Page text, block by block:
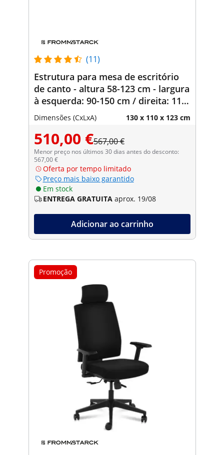
(11)
Estrutura para mesa de escritório
de canto - altura 58-123 cm - largura
à esquerda: 90-150 cm / direita: 110-
190 cm - ângulo 90° - 150 kg
Dimensões (CxLxA) 130 x 110 x 123 cm
510,00 €567,00 €
Menor preço nos últimos 30 dias antes do desconto:
567,00 €
Oferta por tempo limitado
Preço mais baixo garantido
Em stock
ENTREGA GRATUITA aprox. 19/08
Adicionar ao carrinho
Promoção